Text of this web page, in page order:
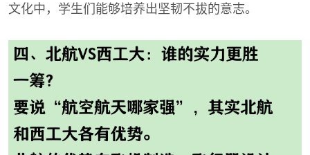
文化中，学生们能够培养出坚韧不拔的意志。